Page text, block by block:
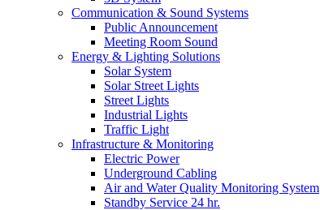
Communication & Sound Systems
Public Announcement
Meeting Room Sound
Energy & Lighting Solutions
Solar System
Solar Street Lights
Street Lights
Industrial Lights
Traffic Light
Infrastructure & Monitoring
Electric Power
Underground Cabling
Air and Water Quality Monitoring System
Standby Service 24 hr.